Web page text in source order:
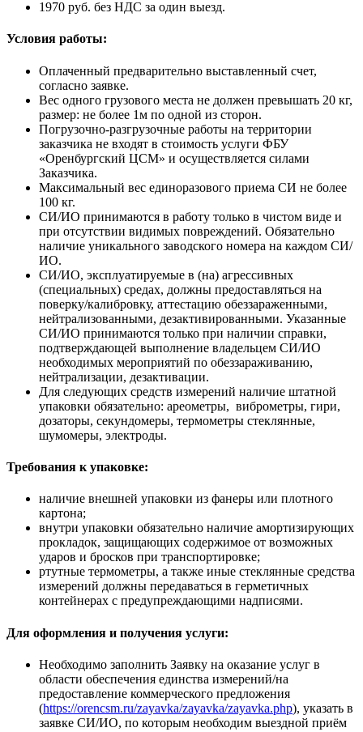
1970 руб. без НДС за один выезд.
Условия работы:
Оплаченный предварительно выставленный счет,
согласно заявке.
Вес одного грузового места не должен превышать 20 кг,
размер: не более 1м по одной из сторон.
Погрузочно-разгрузочные работы на территории
заказчика не входят в стоимость услуги ФБУ
«Оренбургский ЦСМ» и осуществляется силами
Заказчика.
Максимальный вес единоразового приема СИ не более
100 кг.
СИ/ИО принимаются в работу только в чистом виде и
при отсутствии видимых повреждений. Обязательно
наличие уникального заводского номера на каждом СИ/
ИО.
СИ/ИО, эксплуатируемые в (на) агрессивных
(специальных) средах, должны предоставляться на
поверку/калибровку, аттестацию обеззараженными,
нейтрализованными, дезактивированными. Указанные
СИ/ИО принимаются только при наличии справки,
подтверждающей выполнение владельцем СИ/ИО
необходимых мероприятий по обеззараживанию,
нейтрализации, дезактивации.
Для следующих средств измерений наличие штатной
упаковки обязательно: ареометры, виброметры, гири,
дозаторы, секундомеры, термометры стеклянные,
шумомеры, электроды.
Требования к упаковке:
наличие внешней упаковки из фанеры или плотного
картона;
внутри упаковки обязательно наличие амортизирующих
прокладок, защищающих содержимое от возможных
ударов и бросков при транспортировке;
ртутные термометры, а также иные стеклянные средства
измерений должны передаваться в герметичных
контейнерах с предупреждающими надписями.
Для оформления и получения услуги:
Необходимо заполнить Заявку на оказание услуг в
области обеспечения единства измерений/на
предоставление коммерческого предложения
(https://orencsm.ru/zayavka/zayavka/zayavka.php), указать в
заявке СИ/ИО, по которым необходим выездной приём